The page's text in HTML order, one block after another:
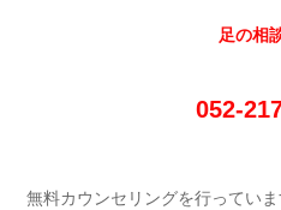
足の相
052-
無料カウンセリングを行ってい